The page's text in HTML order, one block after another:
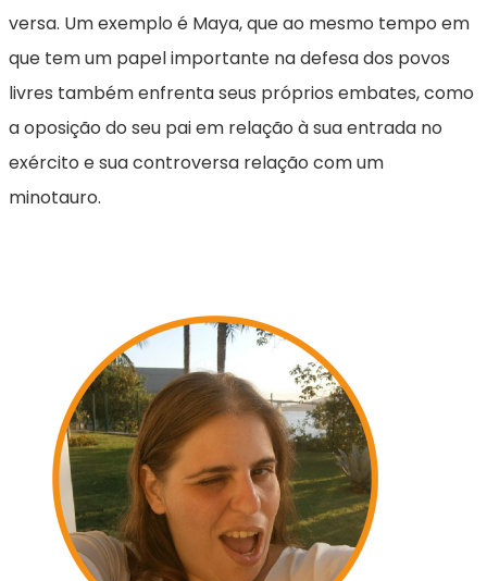
versa. Um exemplo é Maya, que ao mesmo tempo em
que tem um papel importante na defesa dos povos
livres também enfrenta seus próprios embates, como
a oposição do seu pai em relação à sua entrada no
exército e sua controversa relação com um
minotauro.